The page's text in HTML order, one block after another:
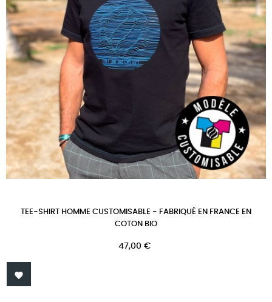
TEE-SHIRT HOMME CUSTOMISABLE - FABRIQUÉ EN FRANCE EN
COTON BIO
Prix
47,00 €
